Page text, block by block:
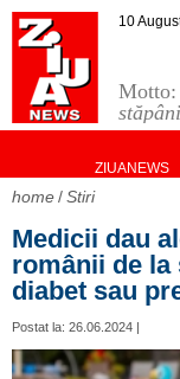
10
ZIUANEWS
home Stiri
Medicii dau
românii de la
diabet sau
Postat la: 26.06.2024 |